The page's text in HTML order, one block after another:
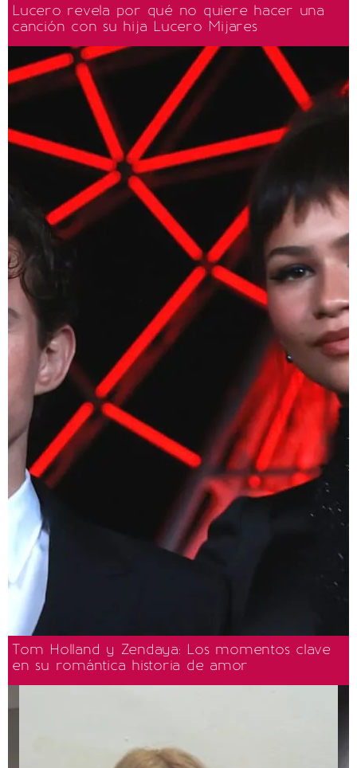
Lucero revela por qué no quiere hacer una
canción con su hija Lucero Mijares
Tom Holland y Zendaya: Los momentos clave
en su romántica historia de amor